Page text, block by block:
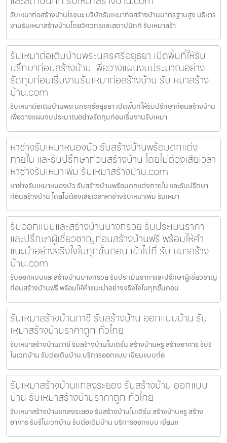
รับเหมาก่อสร้างบ้านโรจนะ บริษัทรับเหมาก่อสร้างบ้านมาตรฐานสูง บริหาร
งานรับเหมาสร้างบ้านโดยวิศวกรและสถาปนิกที่ รับเหมาสร้า
รับเหมาต่อเติมบ้านพระนครศรีอยุธยา เปิดพื้นที่ให้รับ
ปรึกษาก่อนสร้างบ้าน เพื่อวางแผนงบประมาณอย่าง
รัดกุมก่อนเริ่มงานรับเหมาก่อสร้างบ้าน รับเหมาสร้าง
บ้าน.com
รับเหมาต่อเติมบ้านพระนครศรีอยุธยา เปิดพื้นที่ให้รับปรึกษาก่อนสร้างบ้าน
เพื่อวางแผนงบประมาณอย่างรัดกุมก่อนเริ่มงานรับเหมา
หาช่างรับเหมาหนองบัว รับสร้างบ้านพร้อมตกแต่ง
ภายใน และรับปรึกษาก่อนสร้างบ้าน โดยไม่ต้องเสียเวลา
หาช่างรับเหมาเพิ่ม รับเหมาสร้างบ้าน.com
หาช่างรับเหมาหนองบัว รับสร้างบ้านพร้อมตกแต่งภายใน และรับปรึกษา
ก่อนสร้างบ้าน โดยไม่ต้องเสียเวลาหาช่างรับเหมาเพิ่ม รับเหมา
รับออกแบบและสร้างบ้านบางกรวย รับประเมินราคา
และปรึกษาผู้เชี่ยวชาญก่อนสร้างบ้านฟรี พร้อมให้คำ
แนะนำอย่างจริงใจในทุกขั้นตอน เข้าไปที่ รับเหมาสร้าง
บ้าน.com
รับออกแบบและสร้างบ้านบางกรวย รับประเมินราคาและปรึกษาผู้เชี่ยวชาญ
ก่อนสร้างบ้านฟรี พร้อมให้คำแนะนำอย่างจริงใจในทุกขั้นตอน
รับเหมาสร้างบ้านภาชี รับสร้างบ้าน ออกแบบบ้าน รับ
เหมาสร้างบ้านราคาถูก ทั่วไทย
รับเหมาสร้างบ้านภาชี รับสร้างบ้านโมเดิร์น สร้างบ้านหรู สร้างอาคาร รับรี
โนเวทบ้าน รับต่อเติมบ้าน บริการออกแบบ เขียนแบบก่อ
รับเหมาสร้างบ้านแกลงระยอง รับสร้างบ้าน ออกแบบ
บ้าน รับเหมาสร้างบ้านราคาถูก ทั่วไทย
รับเหมาสร้างบ้านแกลงระยอง รับสร้างบ้านโมเดิร์น สร้างบ้านหรู สร้าง
อาคาร รับรีโนเวทบ้าน รับต่อเติมบ้าน บริการออกแบบ เขียนแ